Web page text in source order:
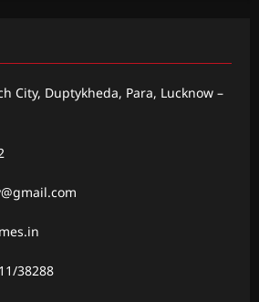
City, Duptykheda, Para, Lucknow –
38288